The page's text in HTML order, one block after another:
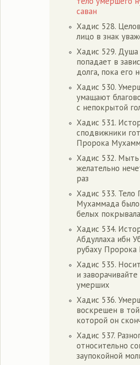
саван
Хадис 528.
лицо в знак
Хадис 529.
попадает в
долга, пока его
Хадис 530.
умащают
с непокрытой
Хадис 531.
сподвижники
Пророка
Хадис 532. Мыть
желательно
раз
Хадис 533. Тело
Мухаммада
белых покрывала
Хадис 534.
Абдуллаха ибн
рубаху
Хадис 535.
и
умерших
Хадис 536.
воскрешен в
которой он
Хадис 537.
относительно
заупокойной